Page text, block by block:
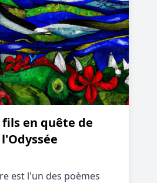
en quête de
est l'un des poèmes